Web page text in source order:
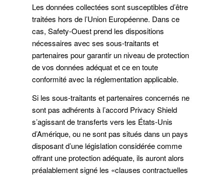
Les données collectées sont susceptibles d’être
traitées hors de l’Union Européenne. Dans ce
cas, Safety-Ouest prend les dispositions
nécessaires avec ses sous-traitants et
partenaires pour garantir un niveau de protection
de vos données adéquat et ce en toute
conformité avec la réglementation applicable.
Si les sous-traitants et partenaires concernés ne
sont pas adhérents à l’accord Privacy Shield
s’agissant de transferts vers les États-Unis
d’Amérique, ou ne sont pas situés dans un pays
disposant d’une législation considérée comme
offrant une protection adéquate, ils auront alors
préalablement signé les «clauses contractuelles